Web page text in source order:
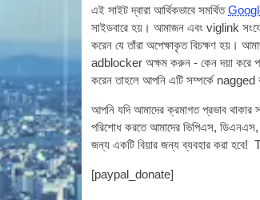
এই সাইট দ্বারা আর্থিকভাবে সমর্থিত
সাইডবারে হয়। আমাজন এবং viglink
করেন যে তাঁরা অপেক্ষাকৃত বিচক্ষণ হয়।
adblocker অক্ষম করুন - কেন দয়া করে
করেন তাহলে আপনি এটি সম্পর্কে nagged
আপনি যদি আমাদের ক্রমাগত প্রভাব থাকার
পরিশোধ করতে আমাদেরভিপিএস,ডিএনএস
জন্য একটি বিয়ার জন্য ব্যবহার করা হবে!
[paypal_donate]